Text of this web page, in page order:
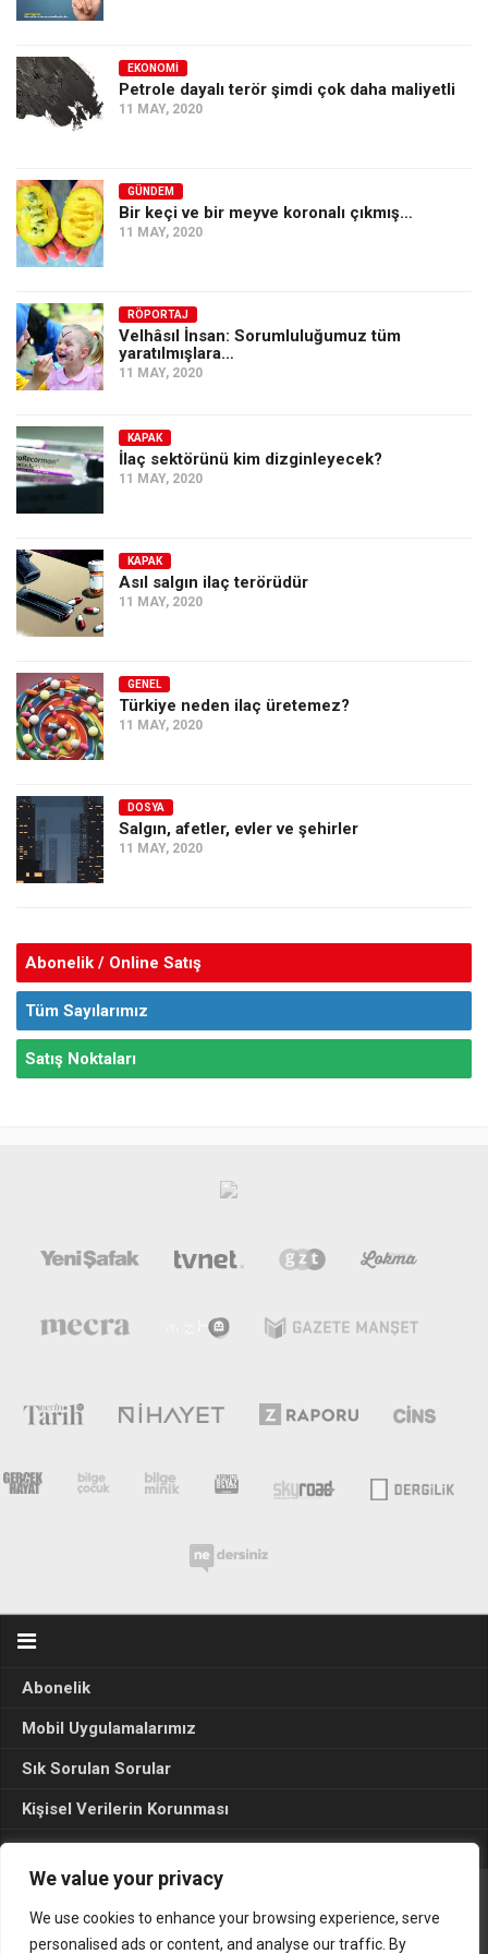
We value your privacy
We use cookies to enhance your browsing experience, serve
personalised ads or content, and analyse our traffic. By
Tarih
Düşünce
EKONOMI
Petrole dayalı terör şimdi çok daha maliyetli
11 MAY, 2020
GÜNDEM
Bir keçi ve bir meyve koronalı çıkmış…
11 MAY, 2020
RÖPORTAJ
Velhâsıl İnsan: Sorumluluğumuz tüm
yaratılmışlara…
11 MAY, 2020
KAPAK
İlaç sektörünü kim dizginleyecek?
11 MAY, 2020
KAPAK
Asıl salgın ilaç terörüdür
11 MAY, 2020
GENEL
Türkiye neden ilaç üretemez?
11 MAY, 2020
DOSYA
Salgın, afetler, evler ve şehirler
11 MAY, 2020
Abonelik / Online Satış
Tüm Sayılarımız
Satış Noktaları
Abonelik
Mobil Uygulamalarımız
Sık Sorulan Sorular
Kişisel Verilerin Korunması
Seçim Sonuçları 2024
Gerçek Hayat © 2015. Her hakkı sakldır.